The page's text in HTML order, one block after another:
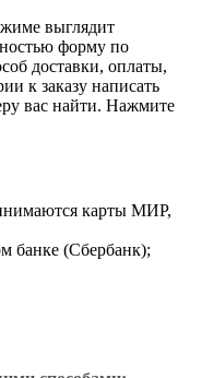
выглядит
форму по
доставки, оплаты,
к заказу написать
вас найти. Нажмите
карты МИР,
банке (Сбербанк);